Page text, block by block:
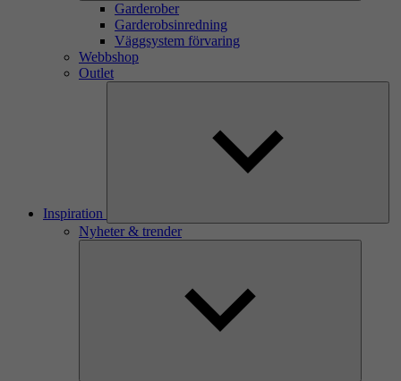
Garderober
Garderobsinredning
Väggsystem förvaring
Webbshop
Outlet
Inspiration
Nyheter & trender